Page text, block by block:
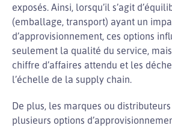
exposés. Ainsi, lorsqu’il s’agit
(emballage, transport) ayant un
d’approvisionnement, ces options
seulement la qualité du service,
chiffre d’affaires attendu et les
l’échelle de la supply chain.
De plus, les marques ou
plusieurs options